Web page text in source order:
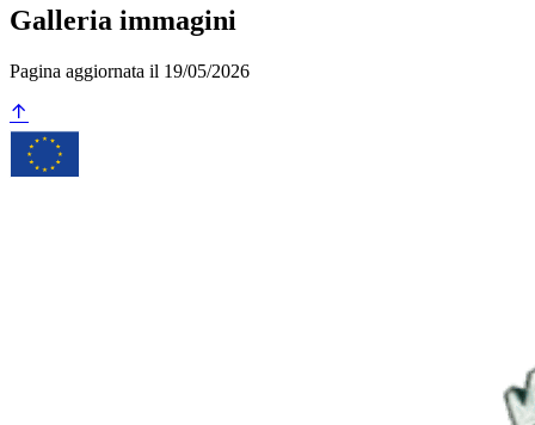
Galleria immagini
Pagina aggiornata il 19/05/2026